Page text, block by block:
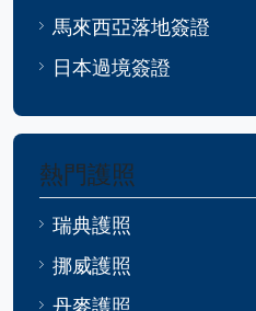
馬來西亞落地簽證
日本過境簽證
熱門護照
瑞典護照
挪威護照
丹麥護照